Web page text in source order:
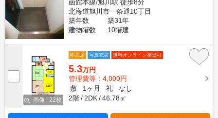
函館本線/旭川駅 徒歩8分
北海道旭川市一条通10丁目
築年数
築31年
建物階数
10階建
画像 : 22枚
即入居 写真充実 無料オンライン相談可
5.3万円
管理費等：4,000円
敷
1ヶ月 礼
なし
2階
2DK 46.78㎡